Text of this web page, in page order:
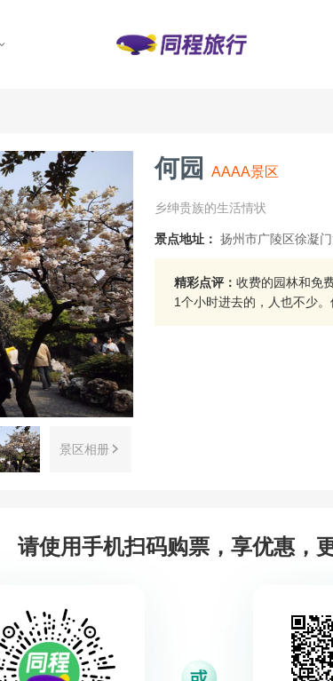
景区相册
何园 AAAA景区
乡绅贵族的生活情状
景点地址： 扬州市广陵区徐凝
精彩点评： 收费的园林和免
1个小时进去的，人也不少。
请使用手机扫码购票，享优惠，